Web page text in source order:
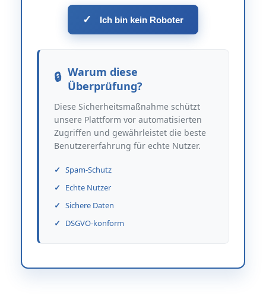
✓ Ich bin kein Roboter
Warum diese
Überprüfung?
Diese Sicherheitsmaßnahme schützt
unsere Plattform vor automatisierten
Zugriffen und gewährleistet die beste
Benutzererfahrung für echte Nutzer.
Spam-Schutz
Echte Nutzer
Sichere Daten
DSGVO-konform